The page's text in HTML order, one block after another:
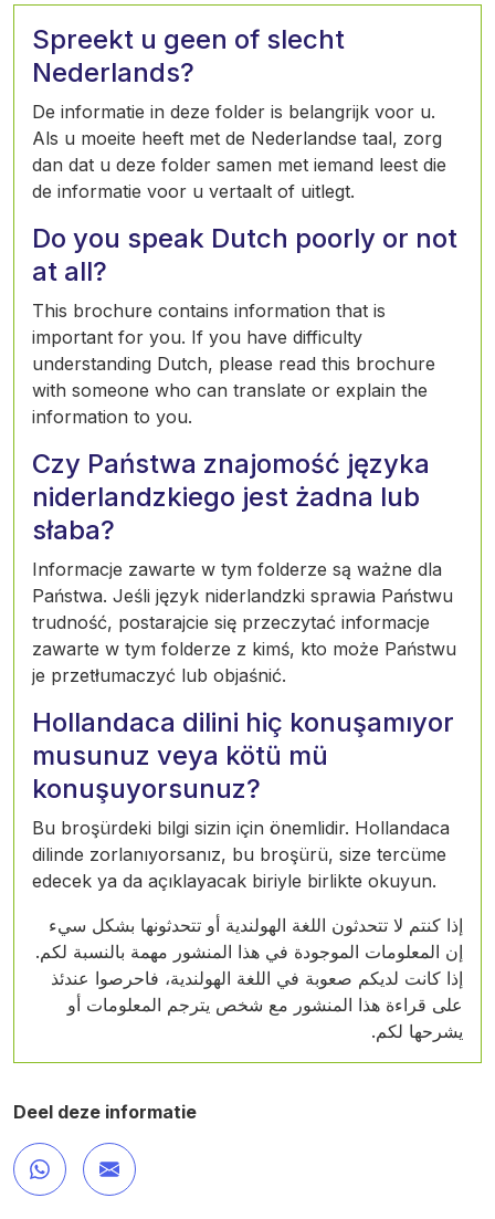
Spreekt u geen of slecht
Nederlands?
De informatie in deze folder is belangrijk voor u.
Als u moeite heeft met de Nederlandse taal, zorg
dan dat u deze folder samen met iemand leest die
de informatie voor u vertaalt of uitlegt.
Do you speak Dutch poorly or not
at all?
This brochure contains information that is
important for you. If you have difficulty
understanding Dutch, please read this brochure
with someone who can translate or explain the
information to you.
Czy Państwa znajomość języka
niderlandzkiego jest żadna lub
słaba?
Informacje zawarte w tym folderze są ważne dla
Państwa. Jeśli język niderlandzki sprawia Państwu
trudność, postarajcie się przeczytać informacje
zawarte w tym folderze z kimś, kto może Państwu
je przetłumaczyć lub objaśnić.
Hollandaca dilini hiç konuşamıyor
musunuz veya kötü mü
konuşuyorsunuz?
Bu broşürdeki bilgi sizin için önemlidir. Hollandaca
dilinde zorlanıyorsanız, bu broşürü, size tercüme
edecek ya da açıklayacak biriyle birlikte okuyun.
إذا كنتم لا تتحدثون اللغة الهولندية أو تتحدثونها بشكل سيء
إن المعلومات الموجودة في هذا المنشور مهمة بالنسبة لكم.
إذا كانت لديكم صعوبة في اللغة الهولندية، فاحرصوا عندئذ
على قراءة هذا المنشور مع شخص يترجم المعلومات أو
يشرحها لكم.
Deel deze informatie